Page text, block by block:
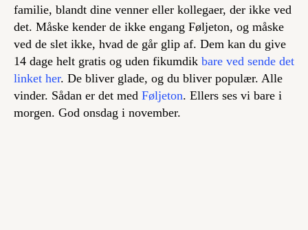
familie, blandt dine venner eller kollegaer, der ikke ved
det. Måske kender de ikke engang Føljeton, og måske
ved de slet ikke, hvad de går glip af. Dem kan du give
14 dage helt gratis og uden fikumdik bare ved sende det
linket her. De bliver glade, og du bliver populær. Alle
vinder. Sådan er det med Føljeton. Ellers ses vi bare i
morgen. God onsdag i november.